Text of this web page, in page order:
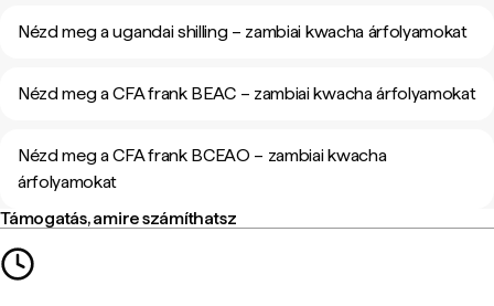
Nézd meg a ugandai shilling – zambiai kwacha árfolyamokat
Nézd meg a CFA frank BEAC – zambiai kwacha árfolyamokat
Nézd meg a CFA frank BCEAO – zambiai kwacha
árfolyamokat
Támogatás, amire számíthatsz